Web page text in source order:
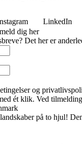
LinkedIn
dig her
Det her er
og
ét klik. Ved
på to hjul!